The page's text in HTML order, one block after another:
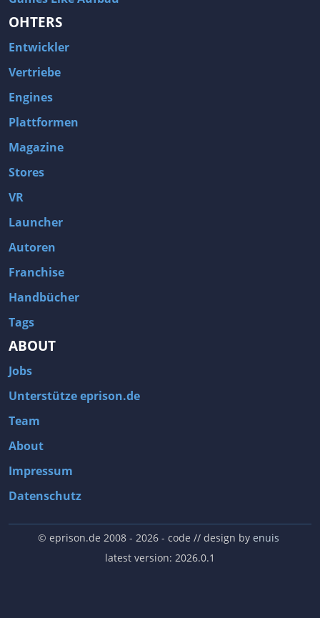
OHTERS
Entwickler
Vertriebe
Engines
Plattformen
Magazine
Stores
VR
Launcher
Autoren
Franchise
Handbücher
Tags
ABOUT
Jobs
Unterstütze eprison.de
Team
About
Impressum
Datenschutz
© eprison.de 2008 - 2026- code // design by enuis
latest version: 2026.0.1